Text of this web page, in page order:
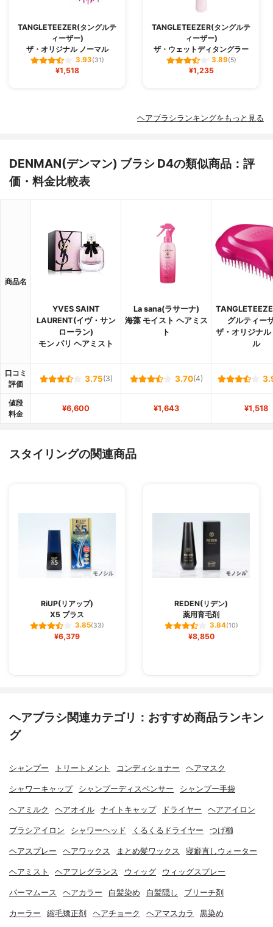
TANGLETEEZER(タングルテ
ィーザー)
ザ・オリジナル ノーマル
3.93(31)
¥1,518
TANGLETEEZER(タングルテ
ィーザー)
ザ・ウェットディタングラー
3.89(5)
¥1,235
ヘアブラシランキングをもっと見る
DENMAN(デンマン) ブラシ D4の類似商品：評
価・料金比較表
商品名
YVES SAINT
LAURENT(イヴ・サン
ローラン)
モン パリ ヘアミスト
La sana(ラサーナ)
海藻 モイスト ヘアミス
ト
グルティー
ザ・オリジナル
ル
口コミ
評価
3.75(3) 3.70(4)
値段
料金
¥6,600 ¥1,643 ¥1,518
スタイリングの関連商品
RiUP(リアップ)
X5 プラス
3.85(33)
¥6,379
REDEN(リデン)
薬用育毛剤
3.84(10)
¥8,850
ヘアブラシ関連カテゴリ：おすすめ商品ランキン
グ
シャンプー トリートメント コンディショナー ヘアマスク
シャワーキャップ シャンプーディスペンサー シャンプー手袋
ヘアミルク ヘアオイル ナイトキャップ ドライヤー ヘアアイロン
ブラシアイロン シャワーヘッド くるくるドライヤー つげ櫛
ヘアスプレー ヘアワックス まとめ髪ワックス 寝癖直しウォーター
ヘアミスト ヘアフレグランス ウィッグ ウィッグスプレー
パーマムース ヘアカラー 白髪染め 白髪隠し ブリーチ剤
カーラー 縮毛矯正剤 ヘアチョーク ヘアマスカラ 黒染め